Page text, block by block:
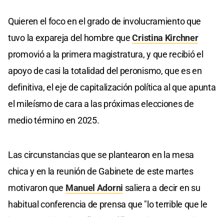
Quieren el foco en el grado de involucramiento que
tuvo la expareja del hombre queCristina Kirchner
promovió a la primera magistratura, y que recibió el
apoyo de casi la totalidad del peronismo, que es en
definitiva, el eje de capitalización política al que apunta
el mileísmo de cara a las próximas elecciones de
medio término en 2025.
Las circunstancias que se plantearon en la mesa
chica y en la reunión de Gabinete de este martes
motivaron que Manuel Adorni saliera a decir en su
habitual conferencia de prensa que "lo terrible que le